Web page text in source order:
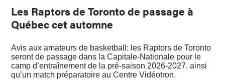
Les Raptors de Toronto de passage à
Québec cet automne
Avis aux amateurs de basketball: les Raptors de Toronto
seront de passage dans la Capitale-Nationale pour le
camp d’entraînement de la pré-saison 2026-2027, ainsi
qu’un match préparatoire au Centre Vidéotron.